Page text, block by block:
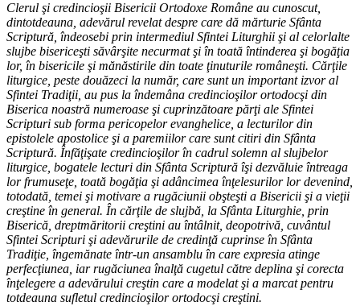
Clerul şi credincioşii Bisericii Ortodoxe Române au cunoscut,
dintotdeauna, adevărul revelat despre care dă mărturie Sfânta
Scriptură, îndeosebi prin intermediul Sfintei Liturghii şi al celorlalte
slujbe bisericeşti săvârşite necurmat şi în toată întinderea şi bogăţia
lor, în bisericile şi mănăstirile din toate ţinuturile româneşti. Cărţile
liturgice, peste douăzeci la număr, care sunt un important izvor al
Sfintei Tradiţii, au pus la îndemâna credincioşilor ortodocşi din
Biserica noastră numeroase şi cuprinzătoare părţi ale Sfintei
Scripturi sub forma pericopelor evanghelice, a lecturilor din
epistolele apostolice şi a paremiilor care sunt citiri din Sfânta
Scriptură. Înfăţişate credincioşilor în cadrul solemn al slujbelor
liturgice, bogatele lecturi din Sfânta Scriptură îşi dezvăluie întreaga
lor frumuseţe, toată bogăţia şi adâncimea înţelesurilor lor devenind,
totodată, temei şi motivare a rugăciunii obşteşti a Bisericii şi a vieţii
creştine în general. În cărţile de slujbă, la Sfânta Liturghie, prin
Biserică, dreptmăritorii creştini au întâlnit, deopotrivă, cuvântul
Sfintei Scripturi şi adevărurile de credinţă cuprinse în Sfânta
Tradiţie, îngemănate într-un ansamblu în care expresia atinge
perfecţiunea, iar rugăciunea înalţă cugetul către deplina şi corecta
înţelegere a adevărului creştin care a modelat şi a marcat pentru
totdeauna sufletul credincioşilor ortodocşi creştini.